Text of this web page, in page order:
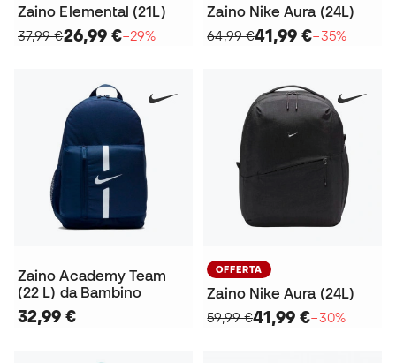
Zaino Elemental (21L)
37,99 €26,99 €−29%
Zaino Nike Aura (24L)
64,99 €41,99 €−35%
Zaino Academy Team
(22 L) da Bambino
32,99 €
OFFERTA
Zaino Nike Aura (24L)
59,99 €41,99 €−30%